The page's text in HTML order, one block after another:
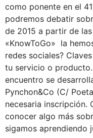
como ponente en el
podremos debatir
de 2015 a partir de
«KnowToGo» la
redes sociales?
tu servicio o
encuentro se
Pynchon&Co (C/
necesaria inscripción.
conocer algo más
sigamos aprendiendo